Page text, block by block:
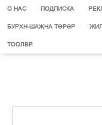
О НАС ПОДПИСКА
БУРХН-ШАҖНА ТӨРӘР
ТООЛВР